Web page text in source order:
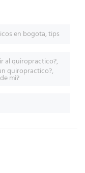
en bogota,tips
al quiropractico?,
quiropractico?,
mi?